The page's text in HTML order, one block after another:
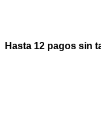
Hasta 12 pagos sin